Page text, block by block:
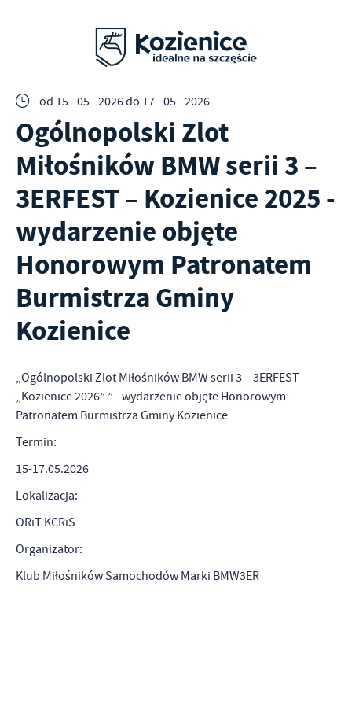
od 15 - 05 - 2026do 17 - 05 - 2026
Ogólnopolski Zlot
Miłośników BMW serii 3 –
3ERFEST – Kozienice 2025 -
wydarzenie objęte
Honorowym Patronatem
Burmistrza Gminy
Kozienice
„Ogólnopolski Zlot Miłośników BMW serii 3 – 3ERFEST
„Kozienice 2026” ” - wydarzenie objęte Honorowym
Patronatem Burmistrza Gminy Kozienice
Termin:
15-17.05.2026
Lokalizacja:
ORiT KCRiS
Organizator:
Klub Miłośników Samochodów Marki BMW3ER